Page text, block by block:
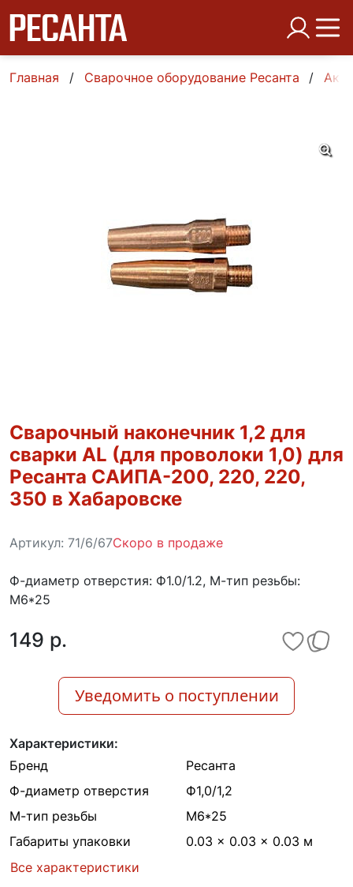
Главная Сварочное оборудование Ресанта
Сварочный наконечник 1,2 для
сварки AL (для проволоки 1,0) для
Ресанта САИПА-200, 220, 220,
350 в Хабаровске
Артикул: 71/6/67Скоро в продаже
Ф-диаметр отверстия: Ф1.0/1.2, М-тип резьбы:
M6*25
149 p.
Уведомить о поступлении
Характеристики:
Бренд
Ресанта
Ф-диаметр отверстия
Ф1,0/1,2
М-тип резьбы
M6*25
Габариты упаковки
0.03 × 0.03 × 0.03 м
Все характеристики